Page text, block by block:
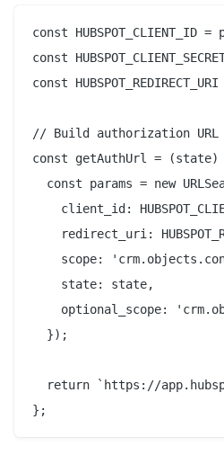
const HUBSPOT_CLIENT_ID =
const
const
// Build authorization URL
const getAuthUrl = (state)
const params = new
client_id:
redirect_uri:
scope:
    state: state,
optional_scope:
  });
return `https://